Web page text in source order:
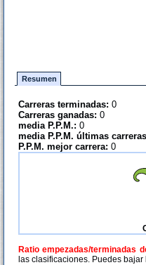
Resumen
Carreras terminadas: 0
Carreras ganadas: 0
media P.P.M.: 0
media P.P.M. últimas
P.P.M. mejor carrera: 0
Ratio empezadas/terminadas
las clasificaciones. Puedes